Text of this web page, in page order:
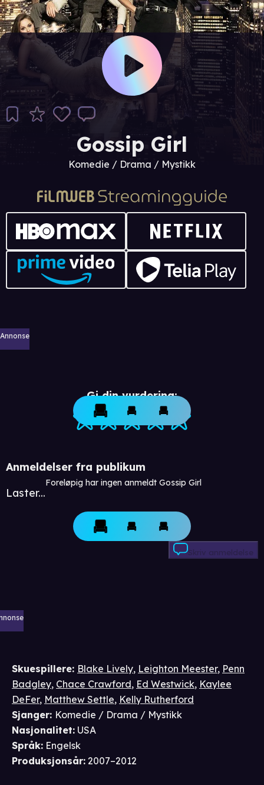
Gossip Girl
Komedie / Drama / Mystikk
Annonse
Gi din vurdering:
Anmeldelser fra publikum
Laster...
Foreløpig har ingen anmeldt Gossip Girl
Skriv anmeldelse
Skuespillere: Blake Lively, Leighton Meester, Penn
Badgley, Chace Crawford, Ed Westwick, Kaylee
DeFer, Matthew Settle, Kelly Rutherford
Sjanger: Komedie / Drama / Mystikk
Nasjonalitet: USA
Språk: Engelsk
Produksjonsår: 2007–2012